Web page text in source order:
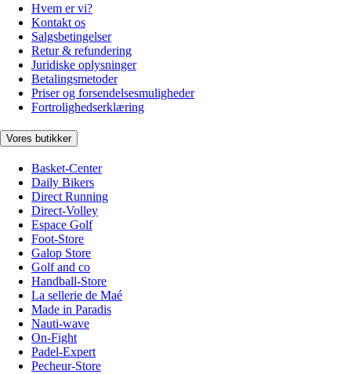
Hvem er vi?
Kontakt os
Salgsbetingelser
Retur & refundering
Juridiske oplysninger
Betalingsmetoder
Priser og forsendelsesmuligheder
Fortrolighedserklæring
Vores butikker
Basket-Center
Daily Bikers
Direct Running
Direct-Volley
Espace Golf
Foot-Store
Galop Store
Golf and co
Handball-Store
La sellerie de Maé
Made in Paradis
Nauti-wave
On-Fight
Padel-Expert
Pecheur-Store